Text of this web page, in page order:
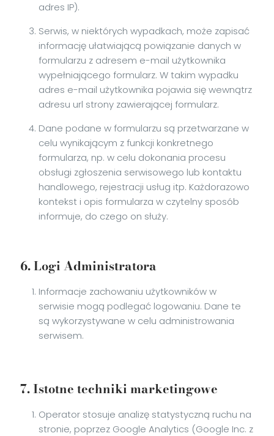
adres IP).
Serwis, w niektórych wypadkach, może zapisać
informację ułatwiającą powiązanie danych w
formularzu z adresem e-mail użytkownika
wypełniającego formularz. W takim wypadku
adres e-mail użytkownika pojawia się wewnątrz
adresu url strony zawierającej formularz.
Dane podane w formularzu są przetwarzane w
celu wynikającym z funkcji konkretnego
formularza, np. w celu dokonania procesu
obsługi zgłoszenia serwisowego lub kontaktu
handlowego, rejestracji usług itp. Każdorazowo
kontekst i opis formularza w czytelny sposób
informuje, do czego on służy.
6. Logi Administratora
Informacje zachowaniu użytkowników w
serwisie mogą podlegać logowaniu. Dane te
są wykorzystywane w celu administrowania
serwisem.
7. Istotne techniki marketingowe
Operator stosuje analizę statystyczną ruchu na
stronie, poprzez Google Analytics (Google Inc. z